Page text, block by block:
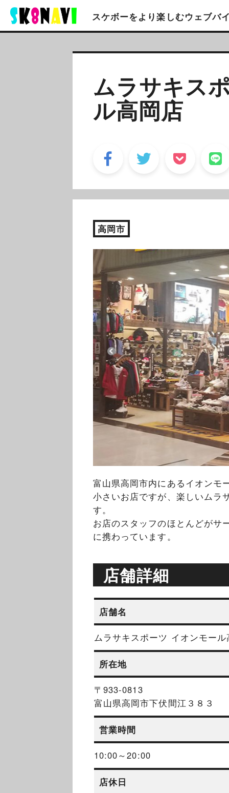
スケボーをより楽しむウェブバ
ムラサキス
ル高岡店
高岡市
富山県高岡市内にあるイオンモ
小さいお店ですが、楽しいムラ
す。
お店のスタッフのほとんどがサ
に携わっています。
店舗詳細
店舗名
ムラサキスポーツ イオンモー
所在地
〒933-0813
富山県高岡市下伏間江３８３
営業時間
10:00～20:00
店休日